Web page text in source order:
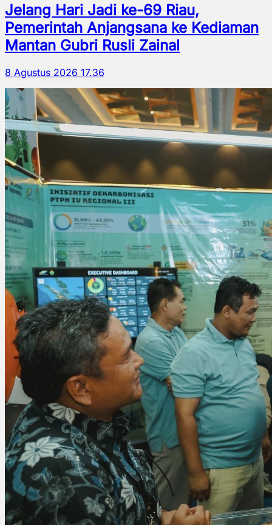
Jelang Hari Jadi ke-69 Riau,
Pemerintah Anjangsana ke Kediaman
Mantan Gubri Rusli Zainal
8 Agustus 2026 17.36